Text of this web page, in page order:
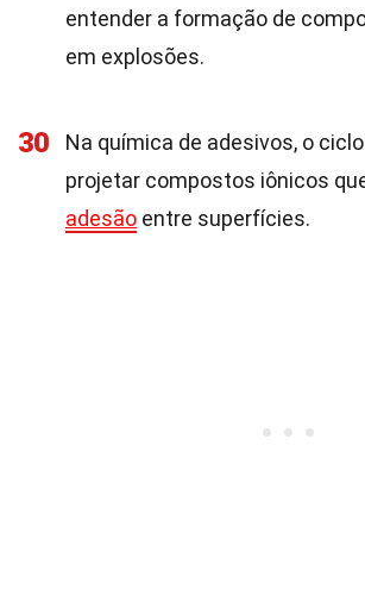
entender a formação de
em explosões.
30
Na química de adesivos, o
projetar compostos iônicos
adesão entre superfícies.